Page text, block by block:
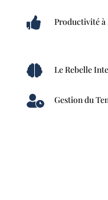
 Productivité
 Le Rebelle
 Gestion du